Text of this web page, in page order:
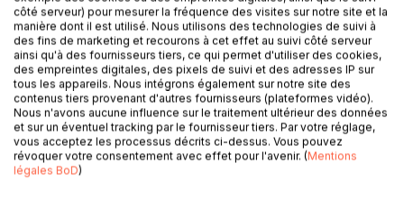
"War is fun. Kamal Anwar avait peut-être, en 2012, mis le
doigt sur le fil de la pelote de laine, qui nous mènerait à
prendre conscience que la guerre ne conduit pas à la paix.
Cela n'a peut-être jamais été le but. Un quiproquo? une
incompréhension? Le docteur Ndjimou expose avec une
dextérité d'officiant, une vision pragmatique de l'homme
qui émerge de son humanitude à travers l'obscurité à priori
de l'idée-même de guerre. L'auteur, dans une étonnante
vision optimiste dans la perception pessimiste des conflits
armés, opère une véritable relève hégélienne de la notion
côté serveur) pour mesurer la fréquence des visites sur notre site et la
manière dont il est utilisé. Nous utilisons des technologies de suivi à
des fins de marketing et recourons à cet effet au suivi côté serveur
ainsi qu'à des fournisseurs tiers, ce qui permet d'utiliser des cookies,
des empreintes digitales, des pixels de suivi et des adresses IP sur
tous les appareils. Nous intégrons également sur notre site des
contenus tiers provenant d'autres fournisseurs (plateformes vidéo).
Nous n'avons aucune influence sur le traitement ultérieur des données
et sur un éventuel tracking par le fournisseur tiers. Par votre réglage,
vous acceptez les processus décrits ci-dessus. Vous pouvez
révoquer votre consentement avec effet pour l'avenir. (Mentions
légales BoD)